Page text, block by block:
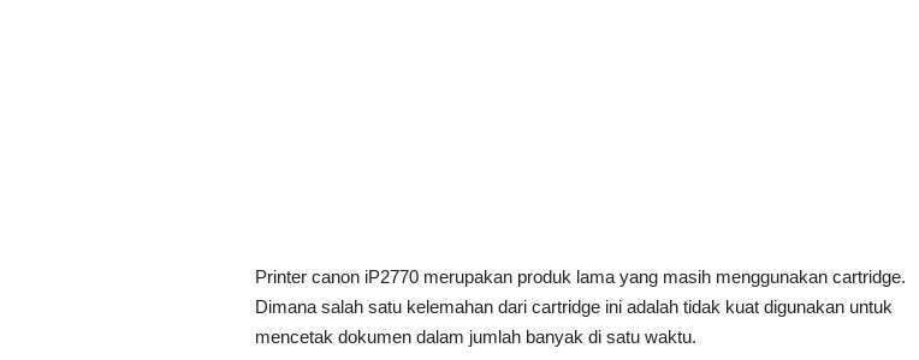
Printer canon iP2770 merupakan produk lama yang masih menggunakan cartridge.
Dimana salah satu kelemahan dari cartridge ini adalah tidak kuat digunakan untuk
mencetak dokumen dalam jumlah banyak di satu waktu.